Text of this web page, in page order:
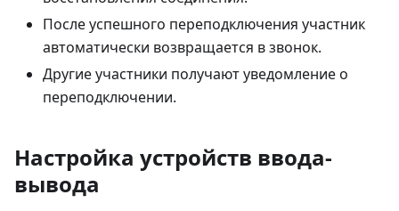
После успешного переподключения участник
автоматически возвращается в звонок.
Другие участники получают уведомление о
переподключении.
Настройка устройств ввода-
вывода